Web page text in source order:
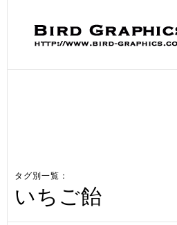
タグ別一覧：
いちご飴